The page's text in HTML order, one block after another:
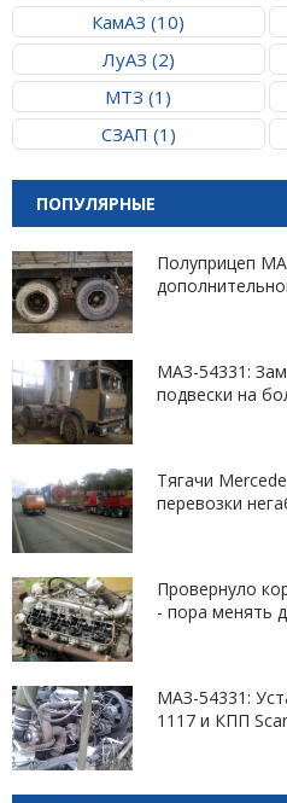
КамАЗ (10)
ЛуАЗ (2)
МТЗ (1)
СЗАП (1)
ПОПУЛЯРНЫЕ
Полуприцеп
МАЗ-54331:
подвески на
Тягачи
перевозки
Провернуло
- пора менять
МАЗ-54331:
1117 и КПП